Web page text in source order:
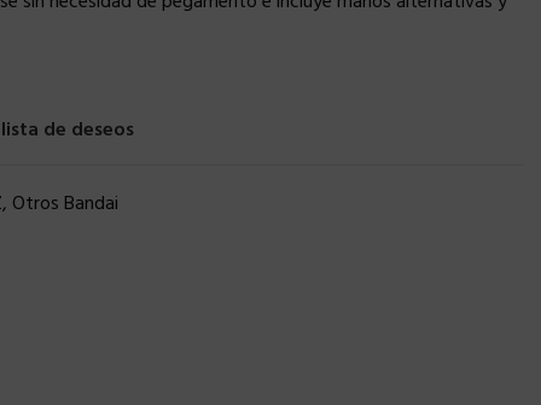
de deseos
, Otros Bandai